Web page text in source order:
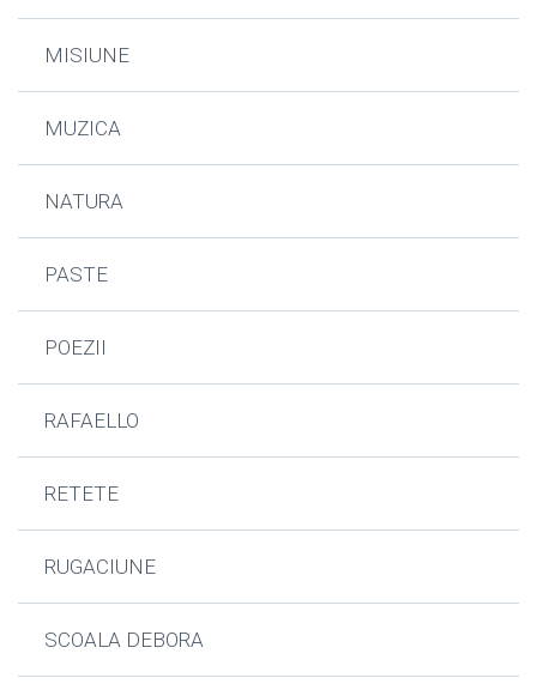
MISIUNE
MUZICA
NATURA
PASTE
POEZII
RAFAELLO
RETETE
RUGACIUNE
SCOALA DEBORA